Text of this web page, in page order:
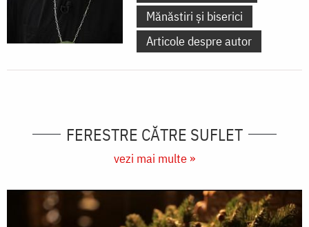
Mănăstiri și biserici
Articole despre autor
FERESTRE CĂTRE SUFLET
vezi mai multe »